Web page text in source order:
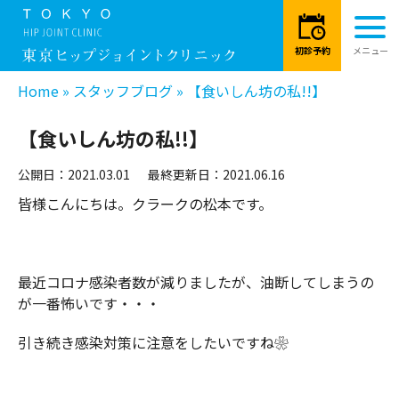
Home » スタッフブログ » 【食いしん坊の私!!】
【食いしん坊の私!!】
公開日：2021.03.01 最終更新日：2021.06.16
皆様こんにちは。クラークの松本です。
最近コロナ感染者数が減りましたが、油断してしまうの
が一番怖いです・・・
引き続き感染対策に注意をしたいですね❀